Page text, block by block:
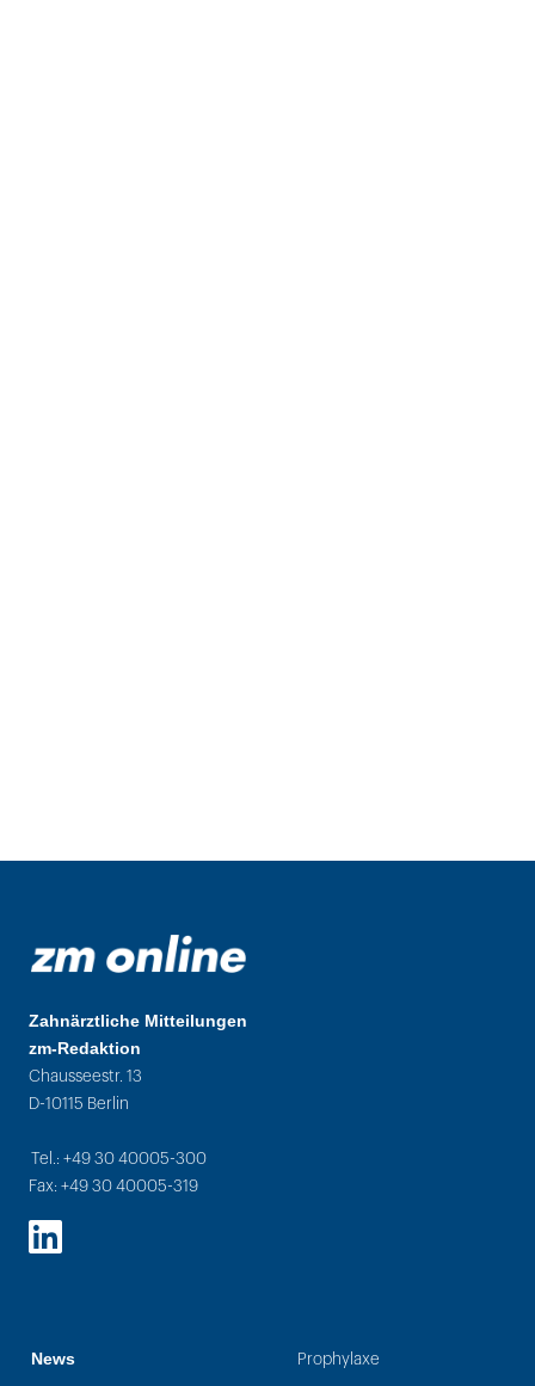
Zahnärztliche Mitteilungen
zm-Redaktion
Chausseestr. 13
D-10115 Berlin
Tel.: +49 30 40005-300
Fax: +49 30 40005-319
LinkedIn
News Prophylaxe